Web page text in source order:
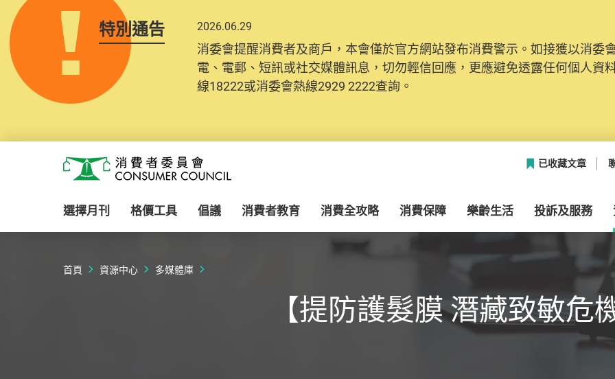
特別通告 2026.06.29
消委會提醒消費者及商戶，本會僅於官方網站發布消費警示。如接獲以消委
電、電郵、短訊或社交媒體訊息，切勿輕信回應，更應避免透露任何個人資
線18222或消委會熱線2929 2222查詢。
消費者委員會
已收藏文章
選擇月刊 格價工具 倡議 消費者教育 消費全攻略 消費保障 樂齡生活 投訴及服務
首頁 資源中心 多媒體庫
【提防護髮膜 潛藏致敏危